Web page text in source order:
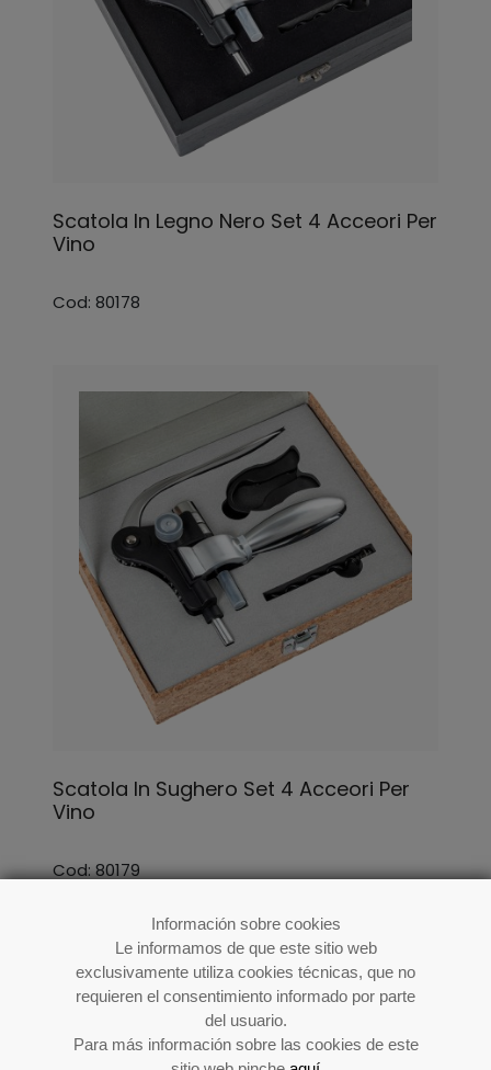
Información sobre cookies
Le informamos de que este sitio web
exclusivamente utiliza cookies técnicas, que no
requieren el consentimiento informado por parte
del usuario.
Para más información sobre las cookies de este
Scatola In Legno Nero Set 4 Acceori Per
Vino
Cod: 80178
Scatola In Sughero Set 4 Acceori Per
Vino
Cod: 80179